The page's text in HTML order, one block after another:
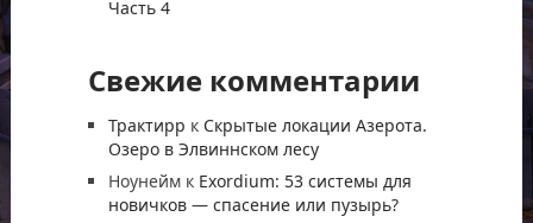
Часть 4
Свежие комментарии
Трактирр к Скрытые локации Азерота.
Озеро в Элвиннском лесу
Ноунеймк Exordium: 53 системы для
новичков — спасение или пузырь?